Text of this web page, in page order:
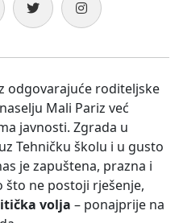
odgovarajuće roditeljske
Mali Pariz već
javnosti. Zgrada u
Tehničku školu i u gusto
je zapuštena, prazna i
što ne postoji rješenje,
volja – ponajprije na